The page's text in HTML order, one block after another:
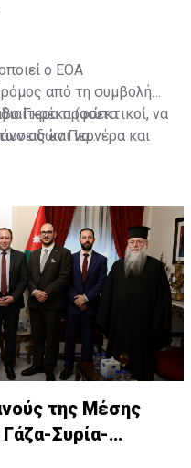
ο ΕΟΑ
από τη συμβολή
Γκρέκο (φώτα
οδών Περνέρα και
προσεκτικοί, να
και να
της Μέσης
Συρία-